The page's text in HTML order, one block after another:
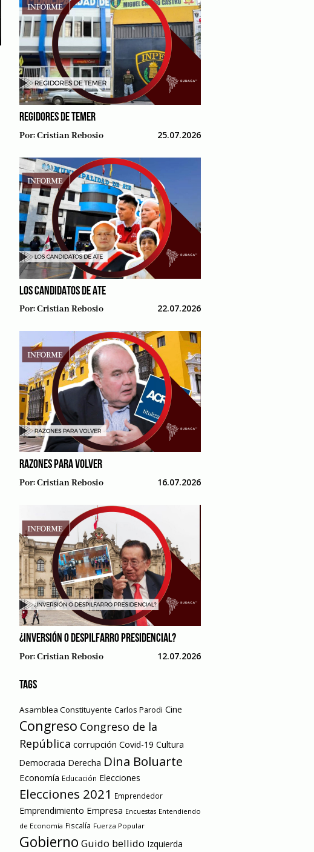
REGIDORES DE TEMER
Por:Cristian Rebosio 25.07.2026
LOS CANDIDATOS DE ATE
Por:Cristian Rebosio 22.07.2026
RAZONES PARA VOLVER
Por:Cristian Rebosio 16.07.2026
¿INVERSIÓN O DESPILFARRO PRESIDENCIAL?
Por:Cristian Rebosio 12.07.2026
TAGS
Asamblea Constituyente Carlos Parodi Cine
Congreso Congreso de la
República corrupción Covid-19 Cultura
Democracia Derecha Dina Boluarte
Economía Educación Elecciones
Elecciones 2021 Emprendedor
Emprendimiento Empresa Encuestas Entendiendo
de Economía Fiscalía Fuerza Popular
Gobierno Guido bellido Izquierda